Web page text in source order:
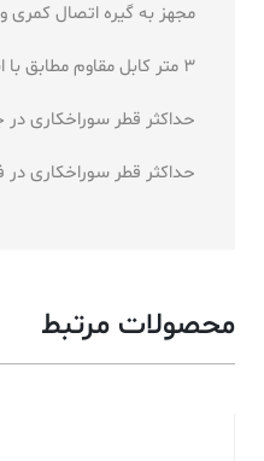
مجهز به گیره اتصال
3 متر کابل مقاوم مطابق با استاندارد VDE آلمان
حداکثر قطر سوراخکاری در چوب: 25
حداکثر قطر سوراخکاری در فلز: 10
محصولات مرتبط